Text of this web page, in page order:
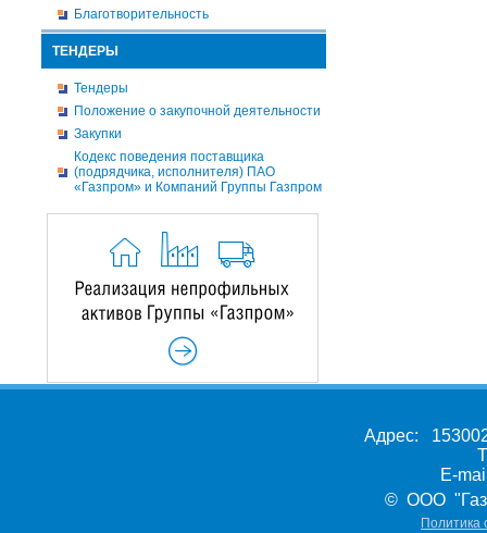
Благотворительность
ТЕНДЕРЫ
Тендеры
Положение о закупочной деятельности
Закупки
Кодекс поведения поставщика
(подрядчика, исполнителя) ПАО
«Газпром» и Компаний Группы Газпром
Адрес:
E-
© ООО
Политика